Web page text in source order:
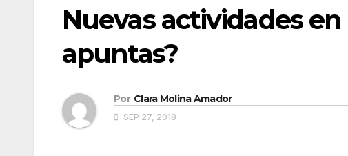
Nuevas actividades
apuntas?
Por Clara Molina Amador
SEP 27, 2018